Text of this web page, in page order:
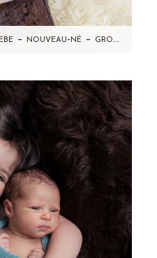
Photographe specialise bebe – nouveau-né – grossesse – Leonie – seance photo a domicile-Taverny (95)
d'intervalle (forcément
mais…